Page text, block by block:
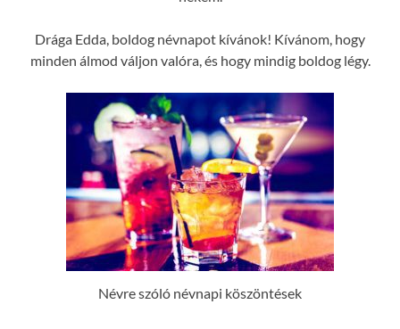
Drága Edda, boldog névnapot kívánok! Kívánom, hogy
minden álmod váljon valóra, és hogy mindig boldog légy.
Névre szóló névnapi köszöntések